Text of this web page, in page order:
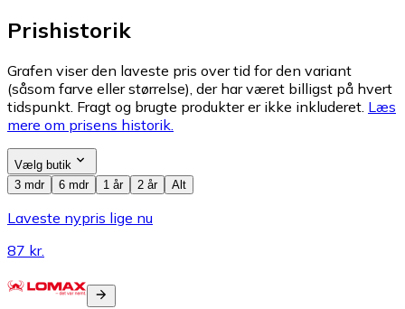
Prishistorik
Grafen viser den laveste pris over tid for den variant
(såsom farve eller størrelse), der har været billigst på hvert
tidspunkt. Fragt og brugte produkter er ikke inkluderet. Læs
mere om prisens historik.
Vælg butik
3 mdr
6 mdr 1 år 2 år Alt
Laveste nypris lige nu
87 kr.